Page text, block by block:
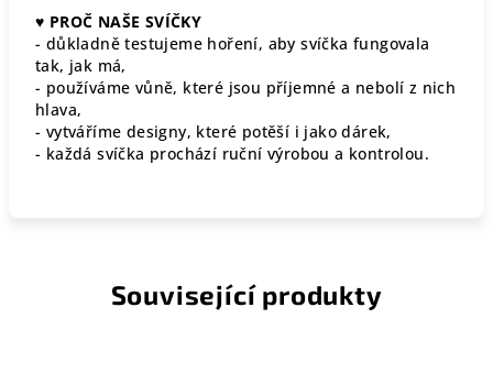
♥ PROČ NAŠE SVÍČKY
- důkladně testujeme hoření, aby svíčka fungovala
tak, jak má,
- používáme vůně, které jsou příjemné a nebolí z nich
hlava,
- vytváříme designy, které potěší i jako dárek,
- každá svíčka prochází ruční výrobou a kontrolou.
Související produkty